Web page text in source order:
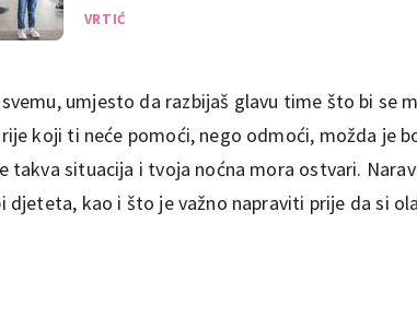
VRTIĆ
svemu, umjesto da razbijaš glavu time što bi se
koji ti neće pomoći, nego odmoći, možda je
takva situacija i tvoja noćna mora ostvari.
djeteta, kao i što je važno napraviti prije da si